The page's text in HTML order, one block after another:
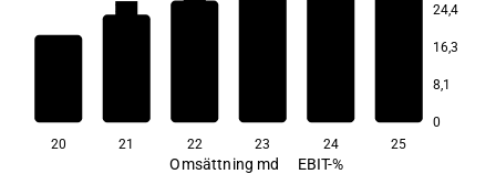
24,4
16,3
8,1
0
25,0 25,5
20 21 22 23 24 25
Omsättning md EBIT-%